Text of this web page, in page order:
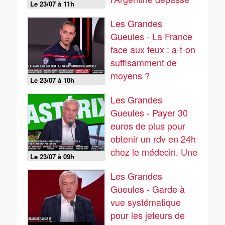
Le 23/07 à 11h
signatures. Pret à la
signer ?
Le 23/07 à 10h
Les Grandes
Gueules - La France
face aux feux : a-t-on
suffisamment de
moyens ?
Le 23/07 à 09h
Les Grandes
Gueules - Payer 30
euros de plus pour
obtenir un rdv en 24h
chez le médecin. Une
vitesses ?
Les Grandes
Gueules - Garde à
vue systématique
pour les jeteurs de